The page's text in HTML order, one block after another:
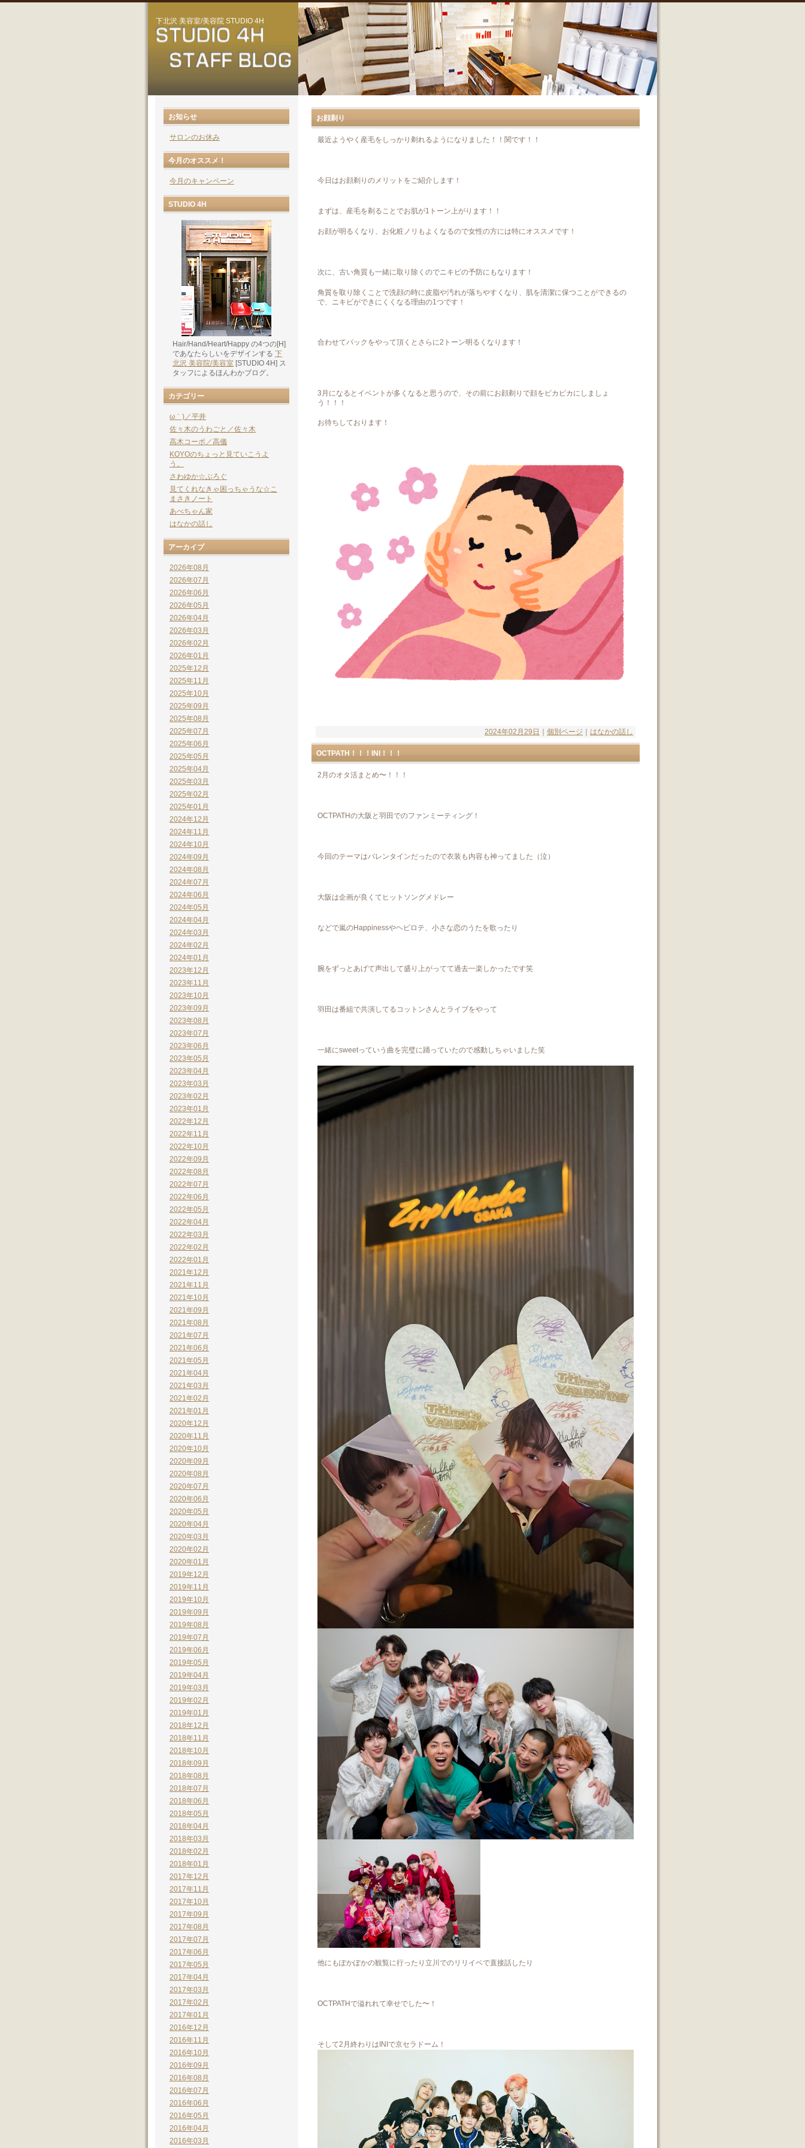
下北沢 美容室/美容院 STUDIO 4H
お顔剃り
最近ようやく産毛をしっかり剃れるようになりました！！関です！！
今日はお顔剃りのメリットをご紹介します！
まずは、産毛を剃ることでお肌が1トーン上がります！！
お顔が明るくなり、お化粧ノリもよくなるので女性の方には特にオススメです！
次に、古い角質も一緒に取り除くのでニキビの予防にもなります！
角質を取り除くことで洗顔の時に皮脂や汚れが落ちやすくなり、肌を清潔に保つことができるの
で、ニキビができにくくなる理由の1つです！
合わせてパックをやって頂くとさらに2トーン明るくなります！
3月になるとイベントが多くなると思うので、その前にお顔剃りで顔をピカピカにしましょ
う！！！
お待ちしております！
2024年02月29日 個別ページ はなかの話し
OCTPATH！！！INI！！！
2月のオタ活まとめ〜！！！
OCTPATHの大阪と羽田でのファンミーティング！
今回のテーマはバレンタインだったので衣装も 内容も神ってました（泣）
大阪は企画が良くてヒットソングメドレー
などで嵐のHappinessやヘビロテ、小さな恋のうたを歌ったり
腕をずっとあげて声出して盛り上がってて過去一楽しかったです笑
羽田は番組で共演してるコットンさんとライブをやって
一緒にsweetっていう曲を完璧に踊っていたので感動しちゃいました笑
他にもぽかぽかの観覧に行ったり立川でのリリイベで直接話したり
OCTPATHで溢れれて幸せでした〜！
そして2月終わりはINIで京セラドーム！
お知らせ
サロンのお休み
今月のオススメ！
今月のキャンペーン
STUDIO 4H
Hair/Hand/Heart/Happy の4つの[H]
であなたらしいをデザインする 下
北沢 美容院/美容室 [STUDIO 4H] ス
タッフによるほんわかブログ。
カテゴリー
ω｀)／平井
佐々木のうわごと／佐々木
高木コーポ／高儀
KOYOのちょっと見ていこうよ
う。
さわゆか☆ぶろぐ
見てくれなきゃ困っちゃうな☆こ
まさきノート
あべちゃん家
はなかの話し
アーカイブ
2026年08月
2026年07月
2026年06月
2026年05月
2026年04月
2026年03月
2026年02月
2026年01月
2025年12月
2025年11月
2025年10月
2025年09月
2025年08月
2025年07月
2025年06月
2025年05月
2025年04月
2025年03月
2025年02月
2025年01月
2024年12月
2024年11月
2024年10月
2024年09月
2024年08月
2024年07月
2024年06月
2024年05月
2024年04月
2024年03月
2024年02月
2024年01月
2023年12月
2023年11月
2023年10月
2023年09月
2023年08月
2023年07月
2023年06月
2023年05月
2023年04月
2023年03月
2023年02月
2023年01月
2022年12月
2022年11月
2022年10月
2022年09月
2022年08月
2022年07月
2022年06月
2022年05月
2022年04月
2022年03月
2022年02月
2022年01月
2021年12月
2021年11月
2021年10月
2021年09月
2021年08月
2021年07月
2021年06月
2021年05月
2021年04月
2021年03月
2021年02月
2021年01月
2020年12月
2020年11月
2020年10月
2020年09月
2020年08月
2020年07月
2020年06月
2020年05月
2020年04月
2020年03月
2020年02月
2020年01月
2019年12月
2019年11月
2019年10月
2019年09月
2019年08月
2019年07月
2019年06月
2019年05月
2019年04月
2019年03月
2019年02月
2019年01月
2018年12月
2018年11月
2018年10月
2018年09月
2018年08月
2018年07月
2018年06月
2018年05月
2018年04月
2018年03月
2018年02月
2018年01月
2017年12月
2017年11月
2017年10月
2017年09月
2017年08月
2017年07月
2017年06月
2017年05月
2017年04月
2017年03月
2017年02月
2017年01月
2016年12月
2016年11月
2016年10月
2016年09月
2016年08月
2016年07月
2016年06月
2016年05月
2016年04月
2016年03月